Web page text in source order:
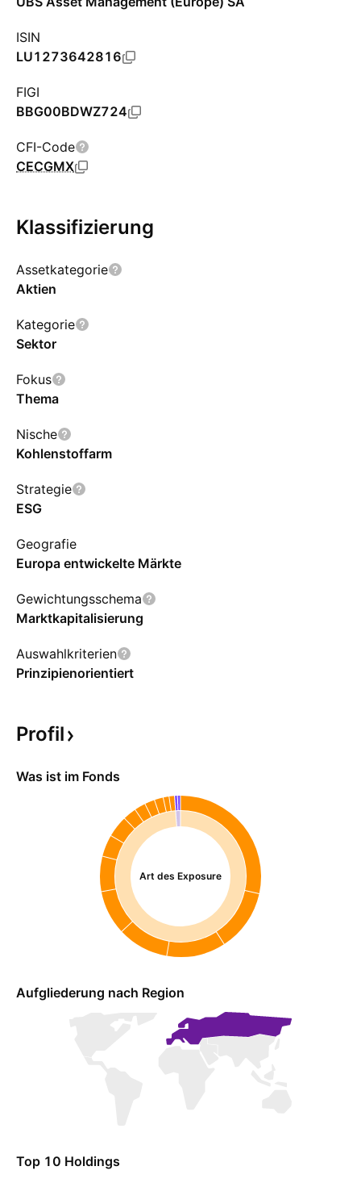
ISIN
LU1273642816
FIGI
BBG00BDWZ724
CFI-Code
CECGMX
Klassifizierung
Assetkategorie
Aktien
Kategorie
Sektor
Fokus
Thema
Nische
Kohlenstoffarm
Strategie
ESG
Geografie
Europa entwickelte Märkte
Gewichtungsschema
Marktkapitalisierung
Auswahlkriterien
Prinzipienorientiert
Profil
Was ist im Fonds
Art des Exposure
Aufgliederung nach Region
Top 10 Holdings